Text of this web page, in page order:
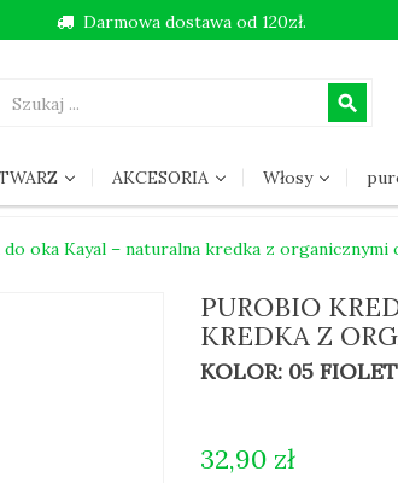
search
AKCESORIA Włosy
Darmowa dostawa od 120zł.
oka Kayal – naturalna kredka z organicznymi
PUROBIO
KREDKA Z
KOLOR: 05 FIOLET
32,90 zł